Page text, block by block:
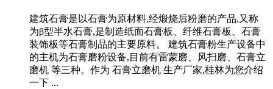
建筑石膏是以石膏为原材料,经煅烧后粉磨的产品,又称
为β型半水石膏,是制造纸面石膏板、纤维石膏板、石膏
装饰板等石膏制品的主要原料。 建筑石膏粉生产设备中
的主机为石膏磨粉设备,目前有雷蒙磨、风扫磨、石膏立
磨机 等三种。作为 石膏立磨机 生产厂家,桂林为您介绍
一下 ...